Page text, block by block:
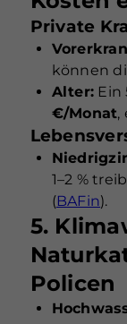
Private
können
Alter: Ein
€/Monat,
1–2 %
(BAFin).
5.
Policen